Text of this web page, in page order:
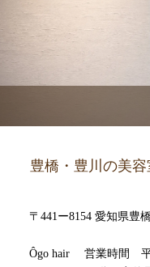
豊橋・豊川の美
〒441ー8154 愛知県豊
Ôgo hair 営業時間 平